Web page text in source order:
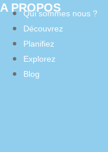
A PROPOS
Qui sommes nous ?
Découvrez
Planifiez
Explorez
Blog